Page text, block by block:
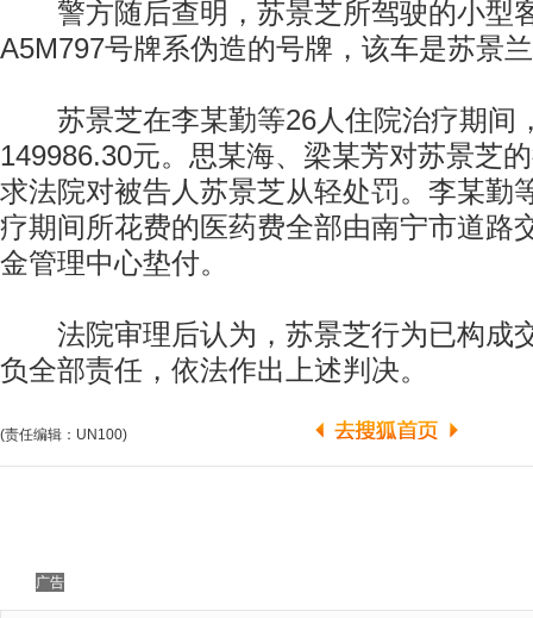
警方随后查明，苏景芝所驾驶的小型
A5M797号牌系伪造的号牌，该车是苏景
苏景芝在李某勤等26人住院治疗期间
149986.30元。思某海、梁某芳对苏景芝
求法院对被告人苏景芝从轻处罚。李某勤
疗期间所花费的医药费全部由南宁市道路
金管理中心垫付。
法院审理后认为，苏景芝行为已构成
负全部责任，依法作出上述判决。
(责任编辑：UN100)
广告